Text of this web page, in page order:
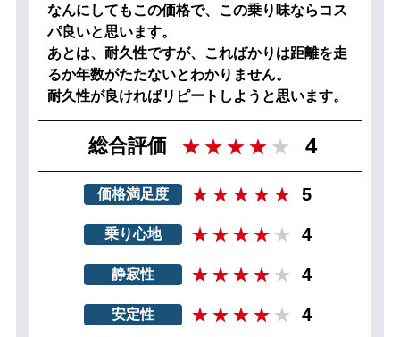
なんにしてもこの価格で、この乗り味ならコス
パ良いと思います。
あとは、耐久性ですが、こればかりは距離を走
るか年数がたたないとわかりません。
耐久性が良ければリピートしようと思います。
総合評価 4
価格満足度 5
乗り心地 4
静寂性 4
安定性 4